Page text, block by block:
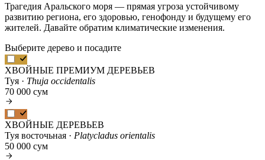
Трагедия Аральского моря — прямая угроза устойчивому
развитию региона, его здоровью, генофонду и будущему его
жителей. Давайте обратим климатические изменения.
Выберите дерево и посадите
ХВОЙНЫЕ ПРЕМИУМ ДЕРЕВЬЕВ
Туя · Thuja occidentalis
70 000 сум
ХВОЙНЫЕ ДЕРЕВЬЕВ
Туя восточьная · Platycladus orientalis
50 000 сум